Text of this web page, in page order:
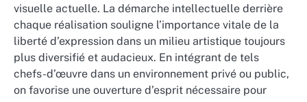
visuelle actuelle. La démarche intellectuelle derrière
chaque réalisation souligne l’importance vitale de la
liberté d’expression dans un milieu artistique toujours
plus diversifié et audacieux. En intégrant de tels
chefs-d’œuvre dans un environnement privé ou public,
on favorise une ouverture d’esprit nécessaire pour